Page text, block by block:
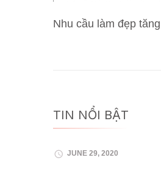
Nhu cầu làm đẹp
TIN NỔI BẬT
JUNE 29, 2020